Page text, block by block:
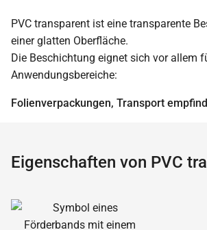
PVC transparent ist eine transparente
einer glatten Oberfläche.
Die Beschichtung eignet sich vor allem
Anwendungsbereiche:
Folienverpackungen, Transport
Eigenschaften von PVC